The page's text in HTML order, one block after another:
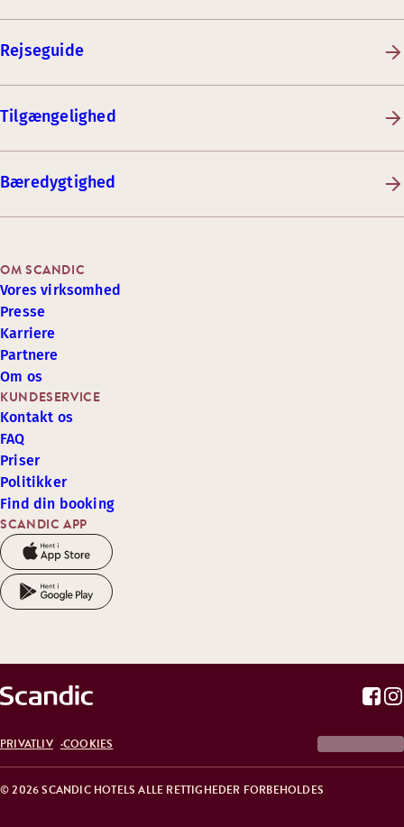
Rejseguide
Tilgængelighed
Bæredygtighed
SCANDIC APP
KUNDESERVICE
Kontakt os
FAQ
Priser
Politikker
Find din booking
OM SCANDIC
Vores virksomhed
Presse
Karriere
Partnere
Om os
© 2026 SCANDIC HOTELS ALLE RETTIGHEDER FORBEHOLDES
PRIVATLIV COOKIES